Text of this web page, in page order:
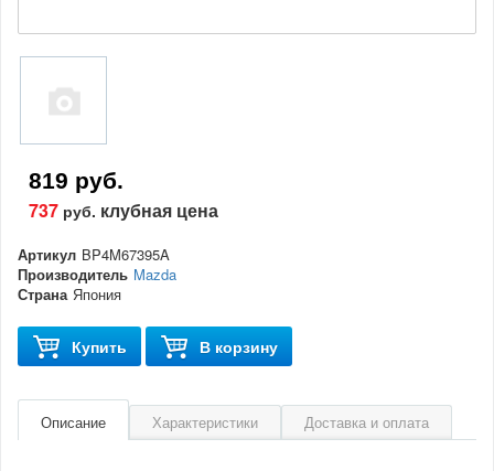
819 руб.
737 руб. клубная цена
Артикул BP4M67395A
Производитель Mazda
Страна Япония
Купить В корзину
Описание Характеристики Доставка и оплата